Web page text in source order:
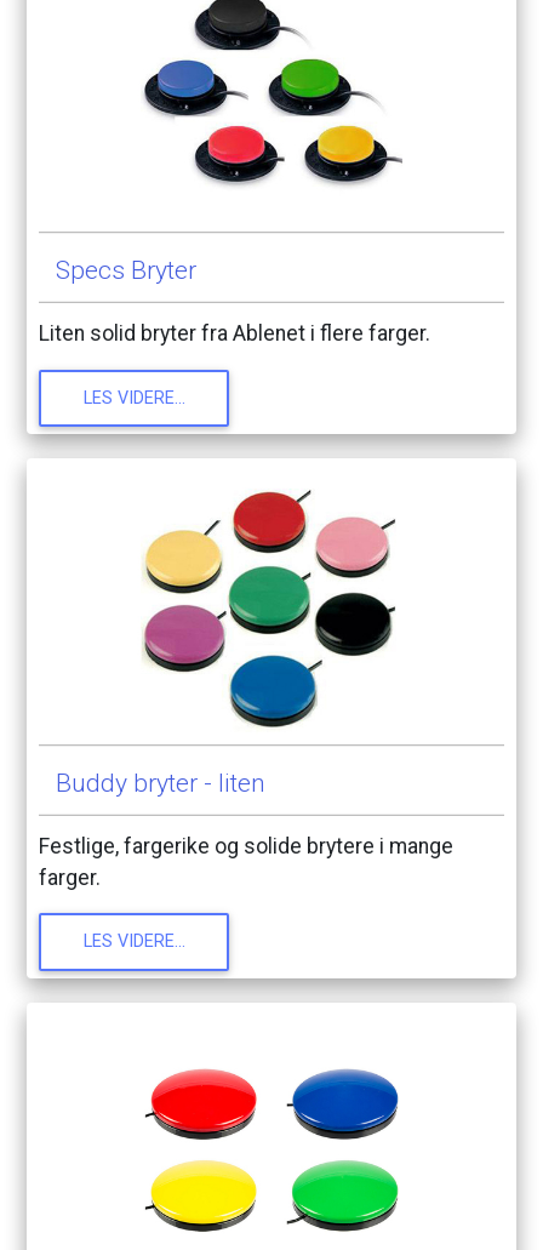
Specs Bryter
Liten solid bryter fra Ablenet i flere farger.
LES VIDERE...
Buddy bryter - liten
Festlige, fargerike og solide brytere i mange
farger.
LES VIDERE...